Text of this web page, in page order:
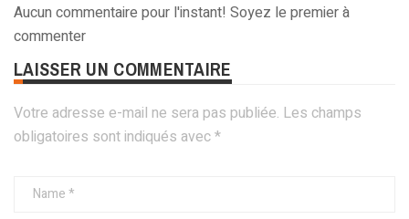
Aucun commentaire pour l'instant! Soyez le premier à
commenter
LAISSER UN COMMENTAIRE
Votre adresse e-mail ne sera pas publiée. Les champs
obligatoires sont indiqués avec*